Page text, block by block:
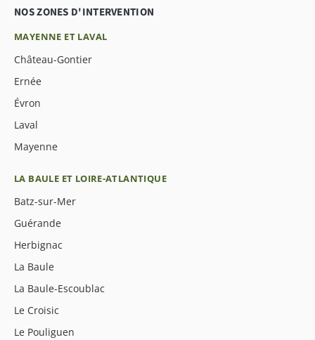
NOS ZONES D'INTERVENTION
MAYENNE ET LAVAL
Château-Gontier
Ernée
Évron
Laval
Mayenne
LA BAULE ET LOIRE-ATLANTIQUE
Batz-sur-Mer
Guérande
Herbignac
La Baule
La Baule-Escoublac
Le Croisic
Le Pouliguen